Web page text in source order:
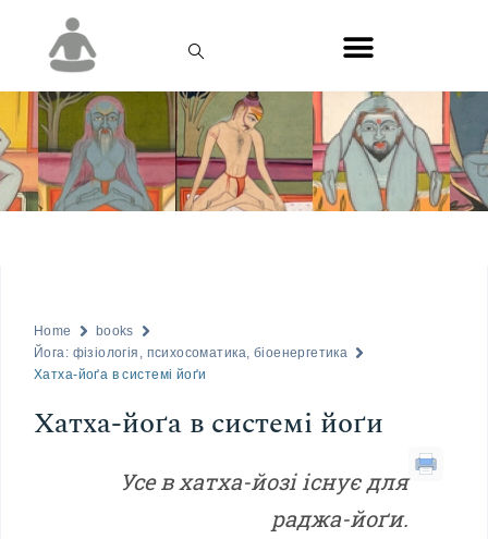
Home
books
Йога: фізіологія, психосоматика, біоенергетика
Хатха-йоґа в системі йоґи
Хатха-йоґа в системі йоґи
Усе в хатха-йозі існує для
раджа-йоґи.